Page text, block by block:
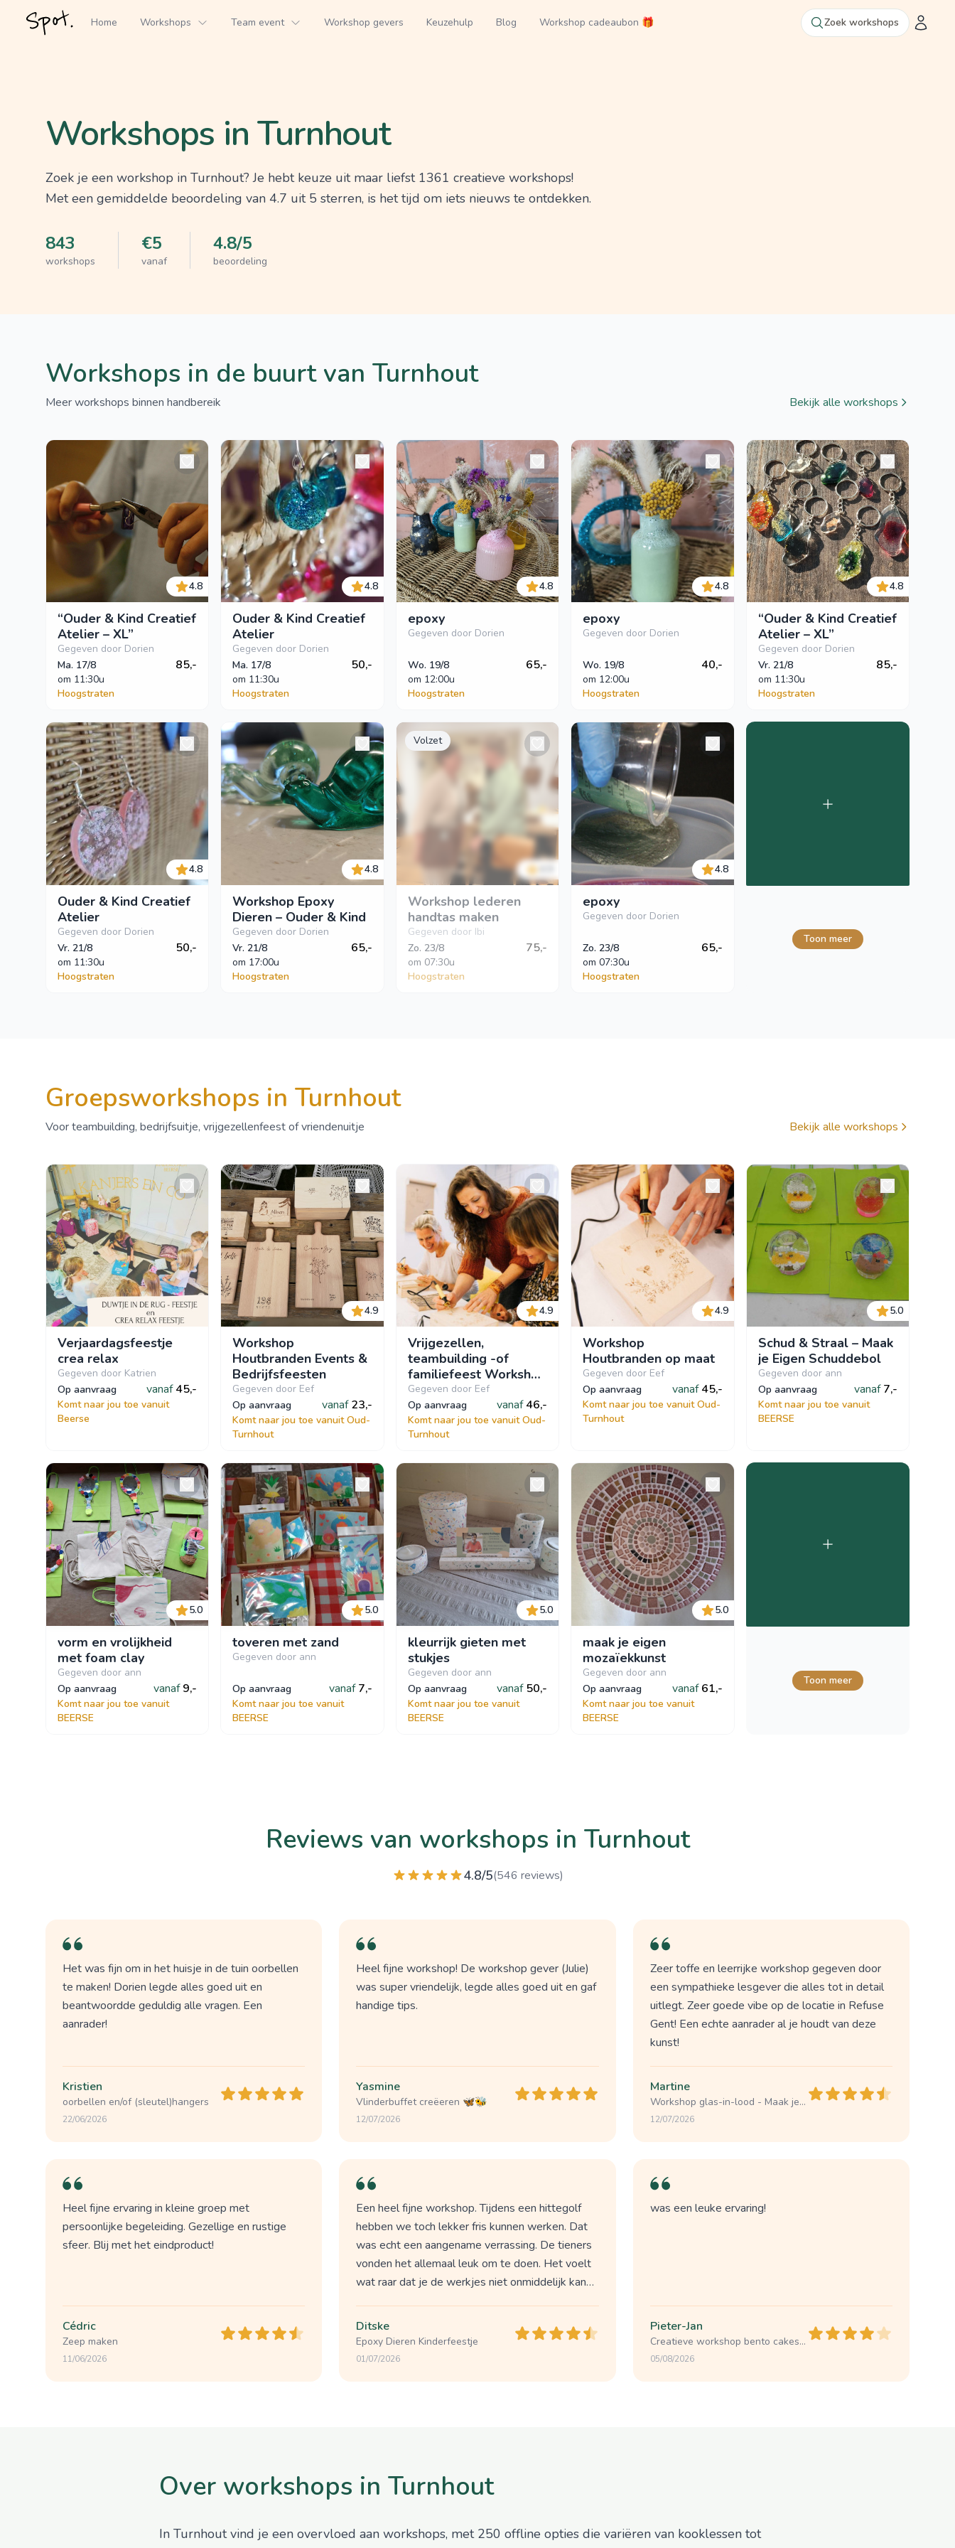
Home Workshops Team event Workshop gevers Keuzehulp Blog Workshop cadeaubon 🎁 Zoek workshops
Workshops in Turnhout
Zoek je een workshop in Turnhout? Je hebt keuze uit maar liefst 1361 creatieve workshops!
Met een gemiddelde beoordeling van 4.7 uit 5 sterren, is het tijd om iets nieuws te ontdekken.
843
workshops
€5
vanaf
4.8/5
beoordeling
Workshops in de buurt van Turnhout
Meer workshops binnen handbereik Bekijk alle workshops
4.8
“Ouder & Kind Creatief
Atelier – XL”
Gegeven door Dorien
Ma. 17/8
om 11:30u
85,-
Hoogstraten
4.8
Ouder & Kind Creatief
Atelier
Gegeven door Dorien
Ma. 17/8
om 11:30u
50,-
Hoogstraten
4.8
epoxy
Gegeven door Dorien
Wo. 19/8
om 12:00u
65,-
Hoogstraten
4.8
epoxy
Gegeven door Dorien
Wo. 19/8
om 12:00u
40,-
Hoogstraten
4.8
“Ouder & Kind Creatief
Atelier – XL”
Gegeven door Dorien
Vr. 21/8
om 11:30u
85,-
Hoogstraten
4.8
Ouder & Kind Creatief
Atelier
Gegeven door Dorien
Vr. 21/8
om 11:30u
50,-
Hoogstraten
4.8
Workshop Epoxy
Dieren – Ouder & Kind
Gegeven door Dorien
Vr. 21/8
om 17:00u
65,-
Hoogstraten
Volzet
Workshop lederen
handtas maken
Gegeven door Ibi
Zo. 23/8
om 07:30u
75,-
Hoogstraten
4.8
epoxy
Gegeven door Dorien
Zo. 23/8
om 07:30u
65,-
Hoogstraten
Toon meer
Groepsworkshops in Turnhout
Voor teambuilding, bedrijfsuitje, vrijgezellenfeest of vriendenuitje Bekijk alle workshops
Verjaardagsfeestje
crea relax
Gegeven door Katrien
op aanvraag
vanaf 45,-
Komt naar jou toe vanuit
Beerse
4.9
Workshop
Houtbranden Events &
Bedrijfsfeesten
Gegeven door Eef
op aanvraag
vanaf 23,-
Komt naar jou toe vanuit Oud-
Turnhout
4.9
Vrijgezellen,
teambuilding -of
familiefeest Workshop
Houtbranden
Gegeven door Eef
op aanvraag
vanaf 46,-
Komt naar jou toe vanuit Oud-
Turnhout
4.9
Workshop
Houtbranden op maat
Gegeven door Eef
op aanvraag
vanaf 45,-
Komt naar jou toe vanuit Oud-
Turnhout
5.0
Schud & Straal – Maak
je Eigen Schuddebol
Gegeven door ann
op aanvraag
vanaf 7,-
Komt naar jou toe vanuit
BEERSE
5.0
vorm en vrolijkheid
met foam clay
Gegeven door ann
op aanvraag
vanaf 9,-
Komt naar jou toe vanuit
BEERSE
5.0
toveren met zand
Gegeven door ann
op aanvraag vanaf 7,-
Komt naar jou toe vanuit
BEERSE
5.0
kleurrijk gieten met
stukjes
Gegeven door ann
op aanvraag
vanaf 50,-
Komt naar jou toe vanuit
BEERSE
5.0
maak je eigen
mozaïekkunst
Gegeven door ann
op aanvraag
vanaf 61,-
Komt naar jou toe vanuit
BEERSE
Toon meer
Reviews van workshops in Turnhout
4.8/5(546 reviews)
Het was fijn om in het huisje in de tuin oorbellen
te maken! Dorien legde alles goed uit en
beantwoordde geduldig alle vragen. Een
aanrader!
Kristien
oorbellen en/of (sleutel)hangers
22/06/2026
Heel fijne workshop! De workshop gever (Julie)
was super vriendelijk, legde alles goed uit en gaf
handige tips.
Yasmine
Vlinderbuffet creëeren 🦋🐝
12/07/2026
Zeer toffe en leerrijke workshop gegeven door
een sympathieke lesgever die alles tot in detail
uitlegt. Zeer goede vibe op de locatie in Refuse
Gent! Een echte aanrader al je houdt van deze
kunst!
Martine
Workshop glas-in-lood - Maak je eigen unieke glasraam (3u) - GENT
12/07/2026
Heel fijne ervaring in kleine groep met
persoonlijke begeleiding. Gezellige en rustige
sfeer. Blij met het eindproduct!
Cédric
Zeep maken
11/06/2026
Een heel fijne workshop. Tijdens een hittegolf
hebben we toch lekker fris kunnen werken. Dat
was echt een aangename verrassing. De tieners
vonden het allemaal leuk om te doen. Het voelt
wat raar dat je de werkjes niet onmiddelijk kan
dat eigenelijk een voordeel, want hierdoor
hebben we een excuus om tijdens de
zomermaanden af te spreken met de
Ditske
Epoxy Dieren Kinderfeestje
01/07/2026
was een leuke ervaring!
Pieter-Jan
Creatieve workshop bento cakes versieren
05/08/2026
Over workshops in Turnhout
In Turnhout vind je een overvloed aan workshops, met 250 offline opties die variëren van kooklessen tot